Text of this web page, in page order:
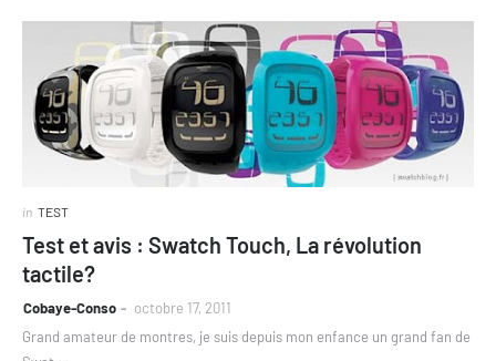
in TEST
Test et avis : Swatch Touch, La révolution
tactile?
Cobaye-Conso
octobre 17, 2011
Grand amateur de montres, je suis depuis mon enfance un grand fan de